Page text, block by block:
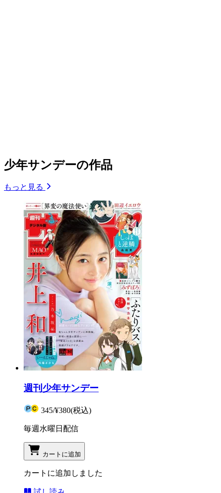
少年サンデーの作品
もっと見る
週刊少年サンデー
345/¥380(税込)
毎週水曜日配信
カートに追加
カートに追加しました